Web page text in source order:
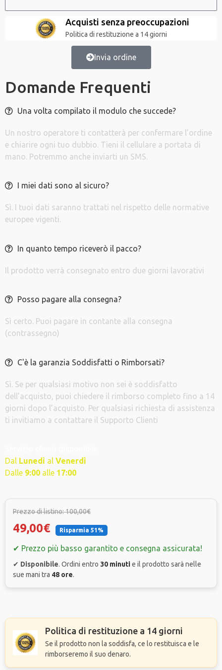
Acquisti senza preoccupazioni
Politica di restituzione a 14 giorni
Invia ordine
Domande Frequenti
Una volta compilato il modulo che succede?
Un nostro operatore ti contatterà per confermare l’ordine
e chiarire ogni tuo dubbio. Tieni il cellulare a portata di
mano. Potremmo anche inviarti un SMS.
I miei dati sono al sicuro?
Sì. I tuoi dati saranno trattati nel rispetto delle normative
europee vigenti.
In quanto tempo riceverò il pacco?
Il prodotto verrà consegnato entro due giorni lavorativi
Posso pagare alla consegna?
Sì certo. Puoi pagare in contante alla consegna
(contrassegno)
C'è la garanzia Soddisfatti o Rimborsati?
Sì. Se per qualsiasi motivo non sei è soddisfatto
dell’acquisto, puoi chiedere il rimborso completo fino a 14
giorni dopo l’acquisto. Per qualsiasi richiesta di assistenza
ti invitiamo a contattare il Supporto Clienti
Dal Lunedì al Venerdì
Dalle 9:00 alle 17:00
Prezzo di listino: 100,00€
49,00€ Risparmia 51%
✔ Prezzo più basso garantito e consegna assicurata!
✔ Disponibile. Ordini entro 30 minutie il prodotto sarà nelle
sue mani tra 48 ore.
Politica di restituzione a 14 giorni
Se il prodotto non la soddisfa, ce lo restituisca e le
rimborseremo il suo denaro.